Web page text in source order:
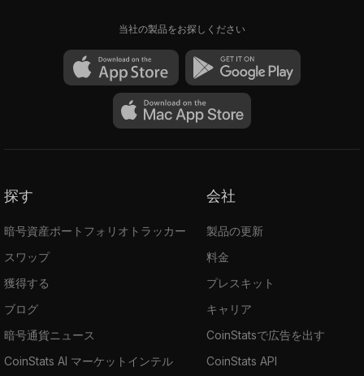
当社の製品をお探しください
探す
暗号資産ポートフォリオトラッカー
スワップ
獲得する
ブログ
暗号通貨ニュース
CoinStats AI マーケットインテル
会社
製品の更新
料金
プレスキット
キャリア
CoinStatsで広告を出す
CoinStats API